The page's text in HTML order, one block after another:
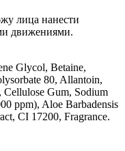
лица нанести
движениями.
Glycol, Betaine,
80, Allantoin,
Gum, Sodium
ppm), Aloe Barbadensis
CI 17200, Fragrance.